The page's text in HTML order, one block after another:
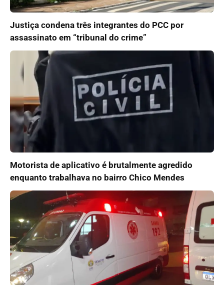
Justiça condena três integrantes do PCC por
assassinato em “tribunal do crime”
Motorista de aplicativo é brutalmente agredido
enquanto trabalhava no bairro Chico Mendes